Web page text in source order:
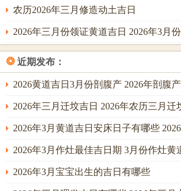
此日恰逢三八妇女节。对于女主内之家宅
女主人掌权，家宅与顺；冲猪煞东，若新
者需在未时（13-15点）接下来，待未土
宅；吉时：卯时（5-7点），卯木生巳火，
业文昌。
阳历3月10日，星期二，农历正月廿二；
日，宜：祭祀，会亲友、订婚，安机械、
西，研究：癸未日，天干癸水虽弱，然未
气，起到微调之功。定日主安定，静止，
于「安」字，即安床，安神位、安灶，不
农历2026年三月修造动土吉日
2026年三月份领证黄道吉日 2026年3月
❂ 近期发布：
2026黄道吉日3月份剖腹产 2026年剖腹
2026年三月迁坟吉日 2026年农历三月迁
2026年3月黄道吉日安床日子有哪些
2026年3月作灶最佳吉日期 3月份作灶黄
2026年3月宝宝出生的吉日有哪些